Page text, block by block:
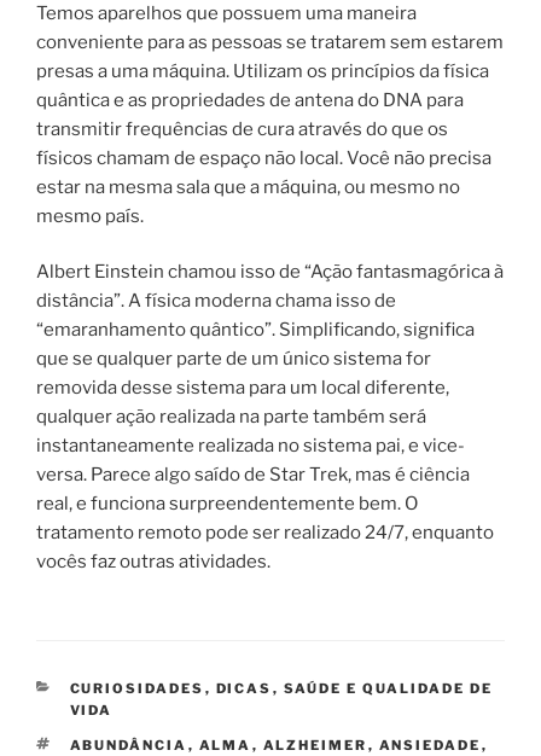
Temos aparelhos que possuem uma maneira
conveniente para as pessoas se tratarem sem estarem
presas a uma máquina. Utilizam os princípios da física
quântica e as propriedades de antena do DNA para
transmitir frequências de cura através do que os
físicos chamam de espaço não local. Você não precisa
estar na mesma sala que a máquina, ou mesmo no
mesmo país.
Albert Einstein chamou isso de “Ação fantasmagórica à
distância”. A física moderna chama isso de
“emaranhamento quântico”. Simplificando, significa
que se qualquer parte de um único sistema for
removida desse sistema para um local diferente,
qualquer ação realizada na parte também será
instantaneamente realizada no sistema pai, e vice-
versa. Parece algo saído de Star Trek, mas é ciência
real, e funciona surpreendentemente bem. O
tratamento remoto pode ser realizado 24/7, enquanto
vocês faz outras atividades.
CATEGORIAS
CURIOSIDADES , DICAS , SAÚDE E QUALIDADE DE
VIDA
TAGS
ABUNDÂNCIA , ALMA , ALZHEIMER , ANSIEDADE ,